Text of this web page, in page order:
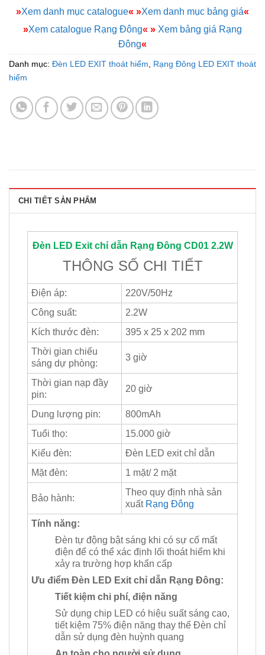
»Xem danh mục catalogue« »Xem danh mục bảng giá«
»Xem catalogue Rạng Đông« » Xem bảng giá Rạng
Đông«
Danh mục: Đèn LED EXIT thoát hiểm, Rạng Đông LED EXIT thoát
hiểm
CHI TIẾT SẢN PHẨM
Đèn LED Exit chỉ dẫn Rạng Đông CD01 2.2W
THÔNG SỐ CHI TIẾT
Điện áp:
220V/50Hz
Công suất:
2.2W
Kích thước đèn:
395 x 25 x 202 mm
Thời gian chiếu
sáng dự phòng:
3 giờ
Thời gian nạp đầy
pin:
20 giờ
Dung lượng pin:
800mAh
Tuổi thọ:
15.000 giờ
Kiểu đèn:
Đèn LED exit chỉ dẫn
Mặt đèn:
1 mặt/ 2 mặt
Bảo hành:
Theo quy định nhà sản
xuất Rạng Đông
Tính năng:
Đèn tự động bật sáng khi có sự cố mất
điện để có thể xác định lối thoát hiểm khi
xảy ra trường hợp khẩn cấp
Ưu điểm Đèn LED Exit chỉ dẫn Rạng Đông:
Tiết kiệm chi phí, điện năng
Sử dụng chip LED có hiệu suất sáng cao,
tiết kiệm 75% điện năng thay thế Đèn chỉ
dẫn sử dụng đèn huỳnh quang